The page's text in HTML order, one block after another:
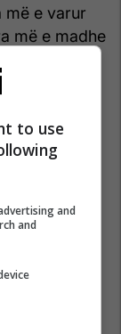
më e varur
më e madhe
më
to use
and
and